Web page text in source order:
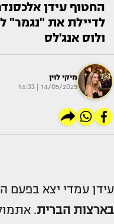
החטוף עידן
לדיילת את "נגמר"
ולוס אנג'לס
מיקי לוין
14/05/2025 | 14:33
עידן עמדי יצא בפעם
בארצות הברית.